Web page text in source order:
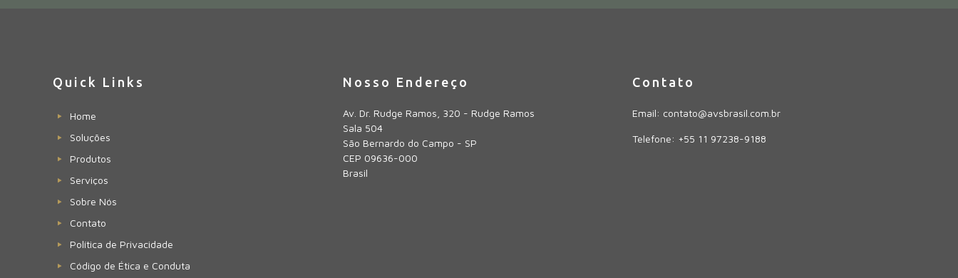
Quick Links
Home
Soluções
Produtos
Serviços
Sobre Nós
Contato
Política de Privacidade
Código de Ética e Conduta
Nosso Endereço
Av. Dr. Rudge Ramos, 320 - Rudge Ramos
Sala 504
São Bernardo do Campo - SP
CEP 09636-000
Brasil
Contato
Email: contato@avsbrasil.com.br
Telefone: +55 11 97238-9188